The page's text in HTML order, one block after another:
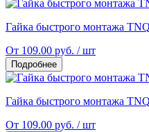
Гайка быстрого монтажа
От 109.00 руб. / шт
Подробнее
Гайка быстрого монтажа
От 109.00 руб. / шт